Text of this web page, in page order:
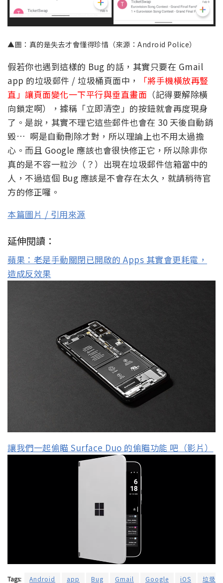
▲圖：真的是失去才會懂得珍惜（來源：Android Police）
假若你也遇到這樣的 Bug 的話，其實只要在 Gmail
app 的垃圾郵件 / 垃圾桶頁面中，
「將手機橫放再豎
直」讓頁面變化一下平行與垂直畫面 （記得要解除橫
向鎖定啊），據稱「立即清空」的按鈕就會再度現身
了。是說，其實不理它這些郵件也會在 30 天後自動銷
毀… 啊是自動刪除才對，所以理論上也不用太過擔
心。而且 Google 應該也會很快修正它，所以除非你
真的是不容一粒沙（？）出現在垃圾郵件信箱當中的
人，不過這個 Bug 應該是不會存在太久，就請稍待官
方的修正囉。
本篇圖片 / 引用來源
延伸閱讀：
蘋果：老是手動關閉已開啟的 Apps 其實會更耗電，
造成反效果
讓我們一起偷瞄 Surface Duo 的偷瞄功能 吧（影片）
Tags: Android app Bug Gmail Google iOS 垃圾信